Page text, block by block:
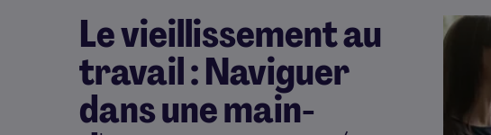
Le vieillissement au
travail : Naviguer
dans une main-